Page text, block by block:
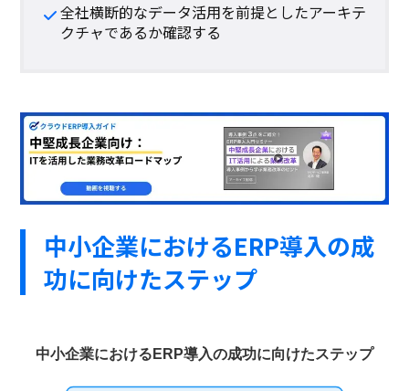
全社横断的なデータ活用を前提としたアーキテ
クチャであるか確認する
中小企業におけるERP導入の成
功に向けたステップ
中小企業におけるERP導入の成功に向けたステップ